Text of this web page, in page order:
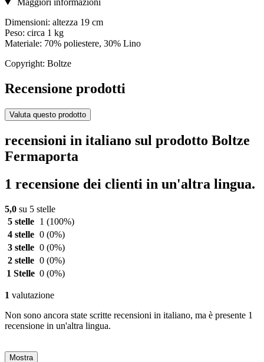
Maggiori informazioni
Dimensioni: altezza 19 cm
Peso: circa 1 kg
Materiale: 70% poliestere, 30% Lino
Copyright: Boltze
Recensione prodotti
Valuta questo prodotto
recensioni in italiano sul prodotto Boltze
Fermaporta
1 recensione dei clienti in un'altra lingua.
5,0 su 5 stelle
5 stelle
1 (100%)
4 stelle 0 (0%)
3 stelle 0 (0%)
2 stelle 0 (0%)
1 Stelle 0 (0%)
1 valutazione
Non sono ancora state scritte recensioni in italiano, ma è presente 1
recensione in un'altra lingua.
Mostra